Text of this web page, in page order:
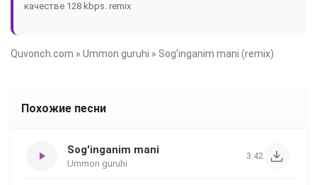
качестве 128 kbps. remix
Quvonch.com » Ummon guruhi » Sog'inganim mani (remix)
Похожие песни
Sog'inganim mani
Ummon guruhi
3:42